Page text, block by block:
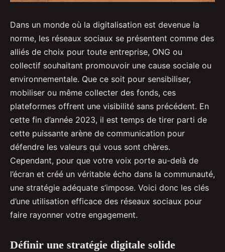
Dans un monde où la digitalisation est devenue la
norme, les réseaux sociaux se présentent comme des
alliés de choix pour toute entreprise, ONG ou
collectif souhaitant promouvoir une cause sociale ou
environnementale. Que ce soit pour sensibiliser,
mobiliser ou même collecter des fonds, ces
plateformes offrent une visibilité sans précédent. En
cette fin d’année 2023, il est temps de tirer parti de
cette puissante arène de communication pour
défendre les valeurs qui vous sont chères.
Cependant, pour que votre voix porte au-delà de
l’écran et créé un véritable écho dans la communauté,
une stratégie adéquate s’impose. Voici donc les clés
d’une utilisation efficace des réseaux sociaux pour
faire rayonner votre engagement.
Définir une stratégie digitale solide